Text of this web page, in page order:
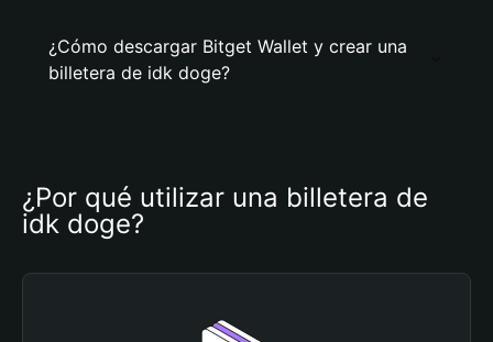
¿Cómo descargar Bitget Wallet y crear una
billetera de idk doge?
¿Por qué utilizar una billetera de
idk doge?